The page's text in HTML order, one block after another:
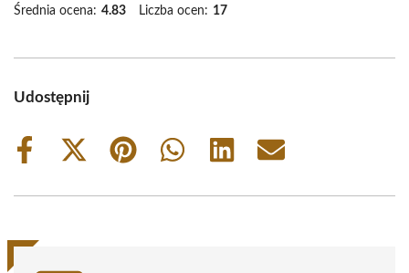
Średnia ocena: 4.83 Liczba ocen: 17
Udostępnij
Share
Share
(Twitter)
Share
Share
Share
Share